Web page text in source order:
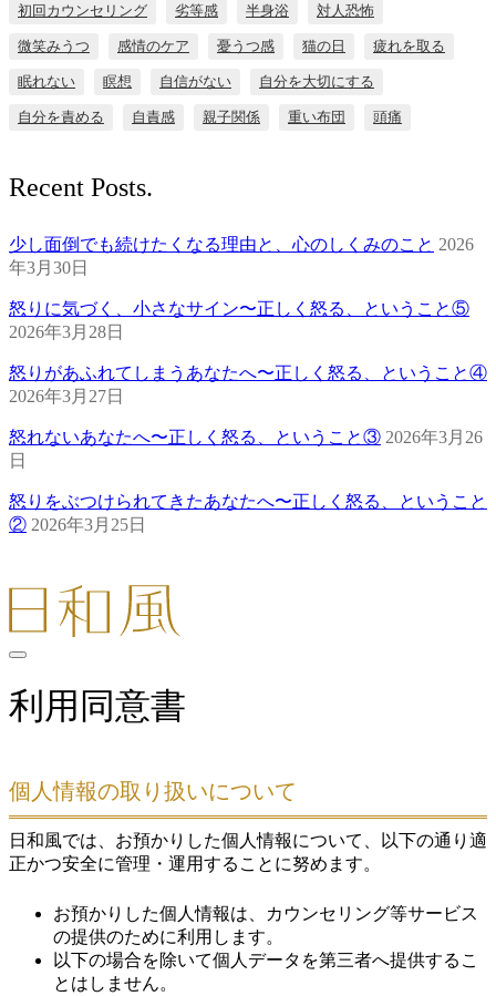
初回カウンセリング 劣等感 半身浴 対人恐怖
微笑みうつ 感情のケア 憂うつ感 猫の日 疲れを取る
眠れない 瞑想 自信がない 自分を大切にする
自分を責める 自責感 親子関係 重い布団 頭痛
Recent Posts.
少し面倒でも続けたくなる理由と、心のしくみのこと 2026
年3月30日
怒りに気づく、小さなサイン〜正しく怒る、ということ⑤
2026年3月28日
怒りがあふれてしまうあなたへ〜正しく怒る、ということ④
2026年3月27日
怒れないあなたへ〜正しく怒る、ということ③ 2026年3月26
日
怒りをぶつけられてきたあなたへ〜正しく怒る、ということ
② 2026年3月25日
利用同意書
個人情報の取り扱いについて
日和風では、お預かりした個人情報について、以下の通り適
正かつ安全に管理・運用することに努めます。
お預かりした個人情報は、カウンセリング等サービス
の提供のために利用します。
以下の場合を除いて個人データを第三者へ提供するこ
とはしません。